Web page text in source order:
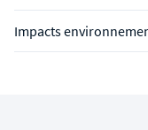
Impacts